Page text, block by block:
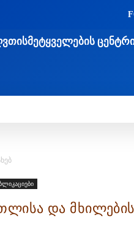
და მხილების